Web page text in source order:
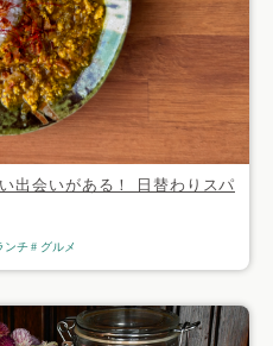
出会いがある！ 日替わりスパ
ンチ グルメ